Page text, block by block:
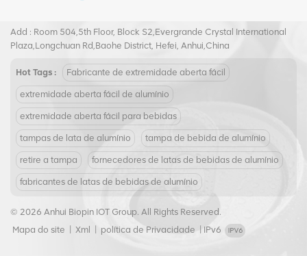
Add : Room 504,5th Floor, Block S2,Evergrande Crystal International
Plaza,Longchuan Rd,Baohe District, Hefei, Anhui,China
Hot Tags : Fabricante de extremidade aberta fácil
extremidade aberta fácil de alumínio
extremidade aberta fácil para bebidas
tampas de lata de alumínio tampa de bebida de alumínio
retire a tampa fornecedores de latas de bebidas de alumínio
fabricantes de latas de bebidas de alumínio
© 2026 Anhui Biopin IOT Group. All Rights Reserved.
Mapa do site
Xml política de Privacidade IPv6